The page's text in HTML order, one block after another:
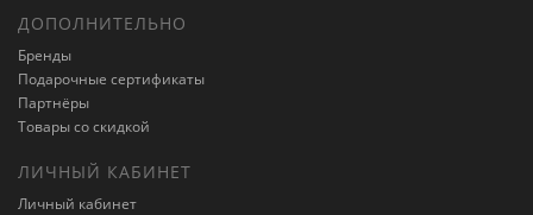
ДОПОЛНИТЕЛЬНО
Бренды
Подарочные сертификаты
Партнёры
Товары со скидкой
ЛИЧНЫЙ КАБИНЕТ
Личный кабинет